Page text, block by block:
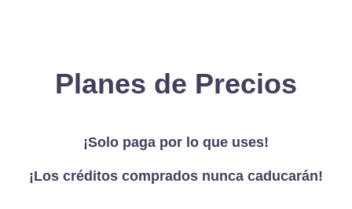
Planes de Precios
¡Solo paga por lo que uses!
¡Los créditos comprados nunca caducarán!